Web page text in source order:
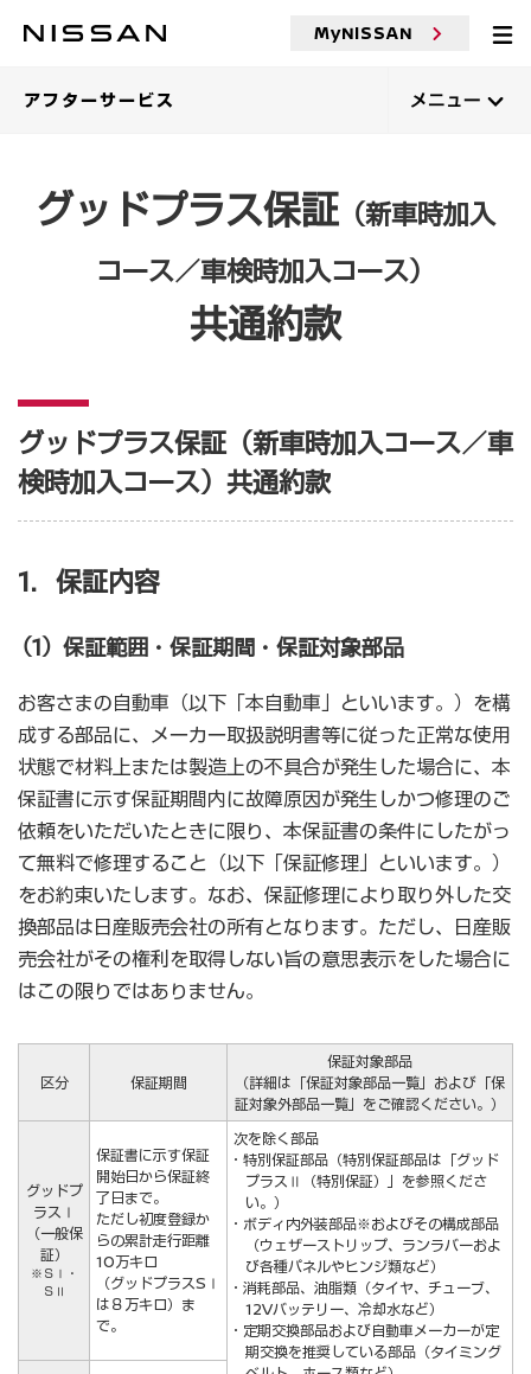
MyNISSAN
アフターサービス メニュー
グッドプラス保証 （新車時加入
コース／車検時加入コース）
共通約款
グッドプラス保証（新車時加入コース／車
検時加入コース）共通約款
1．保証内容
（1）保証範囲・保証期間・保証対象部品
お客さまの自動車（以下「本自動車」といいます。）を構
成する部品に、メーカー取扱説明書等に従った正常な使用
状態で材料上または製造上の不具合が発生した場合に、本
保証書に示す保証期間内に故障原因が発生しかつ修理のご
依頼をいただいたときに限り、本保証書の条件にしたがっ
て無料で修理すること（以下「保証修理」といいます。）
をお約束いたします。なお、保証修理により取り外した交
換部品は日産販売会社の所有となります。ただし、日産販
売会社がその権利を取得しない旨の意思表示をした場合に
はこの限りではありません。
区分 保証期間
保証対象部品
（詳細は「保証対象部品一覧」および「保
証対象外部品一覧」をご確認ください。）
グッドプ
ラスⅠ
（一般保
証）
※ＳⅠ・
ＳⅡ
保証書に示す保証
開始日から保証終
了日まで。
ただし初度登録か
らの累計走行距離
10万キロ
（グッドプラスSⅠ
は８万キロ）ま
で。
次を除く部品
・特別保証部品（特別保証部品は「グッド
プラスⅡ（特別保証）」を参照くださ
い。）
・ボディ内外装部品※およびその構成部品
（ウェザーストリップ、ランラバーおよ
び各種パネルやヒンジ類など）
・消耗部品、油脂類（タイヤ、チューブ、
12Vバッテリー、冷却水など）
・定期交換部品および自動車メーカーが定
期交換を推奨している部品（タイミング